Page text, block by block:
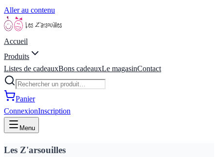
Aller au contenu
Accueil
Produits
Listes de cadeauxBons cadeauxLe magasinContact
Panier
ConnexionInscription
Menu
Les Z'arsouilles